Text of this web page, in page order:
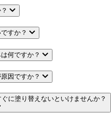
すか？
何ですか？
因ですか？
に塗り替えないといけませんか？